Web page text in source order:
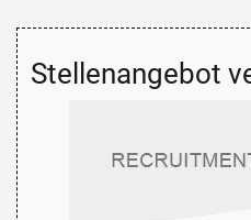
Stellenangebot